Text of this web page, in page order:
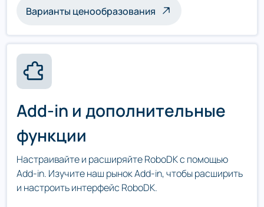
Варианты ценообразования
Add-in и дополнительные
функции
Настраивайте и расширяйте RoboDK с помощью
Add-in. Изучите наш рынок Add-in, чтобы расширить
и настроить интерфейс RoboDK.